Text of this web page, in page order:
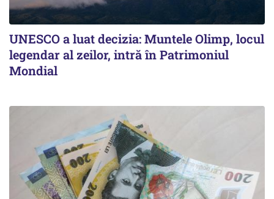
UNESCO a luat decizia: Muntele Olimp, locul
legendar al zeilor, intră în Patrimoniul
Mondial